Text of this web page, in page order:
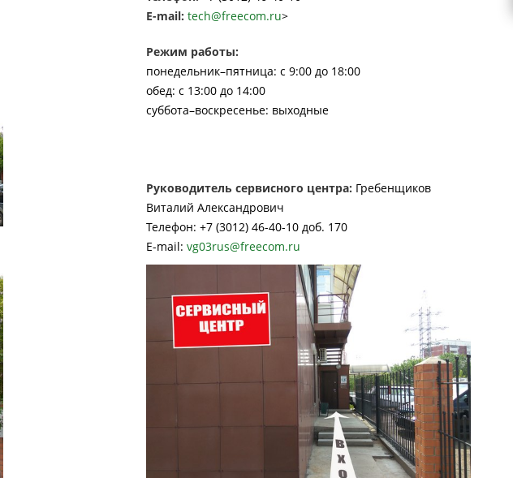
E-mail: tech@freecom.ru>
Режим работы:
понедельник–пятница: с 9:00 до 18:00
обед: с 13:00 до 14:00
суббота–воскресенье: выходные
Руководитель сервисного центра: Гребенщиков
Виталий Александрович
Телефон: +7 (3012) 46-40-10 доб. 170
E-mail: vg03rus@freecom.ru